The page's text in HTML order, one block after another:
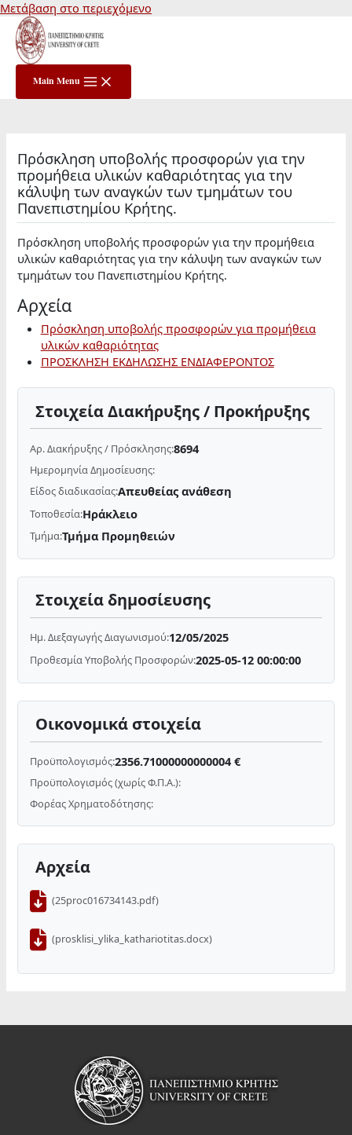
Μετάβαση στο περιεχόμενο
Main Menu
Πρόσκληση υποβολής προσφορών για την
προμήθεια υλικών καθαριότητας για την
κάλυψη των αναγκών των τμημάτων του
Πανεπιστημίου Κρήτης.
Πρόσκληση υποβολής προσφορών για την προμήθεια
υλικών καθαριότητας για την κάλυψη των αναγκών των
τμημάτων του Πανεπιστημίου Κρήτης.
Αρχεία
Πρόσκληση υποβολής προσφορών για προμήθεια
υλικών καθαριότητας
ΠΡΟΣΚΛΗΣΗ ΕΚΔΗΛΩΣΗΣ ΕΝΔΙΑΦΕΡΟΝΤΟΣ
Στοιχεία Διακήρυξης / Προκήρυξης
Αρ. Διακήρυξης / Πρόσκλησης:8694
Ημερομηνία Δημοσίευσης:
Είδος διαδικασίας:Απευθείας ανάθεση
Τοποθεσία:Ηράκλειο
Τμήμα:Τμήμα Προμηθειών
Στοιχεία δημοσίευσης
Ημ. Διεξαγωγής Διαγωνισμού:12/05/2025
Προθεσμία Υποβολής Προσφορών:2025-05-12 00:00:00
Οικονομικά στοιχεία
Προϋπολογισμός:2356.71000000000004 €
Προϋπολογισμός (χωρίς Φ.Π.Α.):
Φορέας Χρηματοδότησης:
Αρχεία
(25proc016734143.pdf)
(prosklisi_ylika_kathariotitas.docx)